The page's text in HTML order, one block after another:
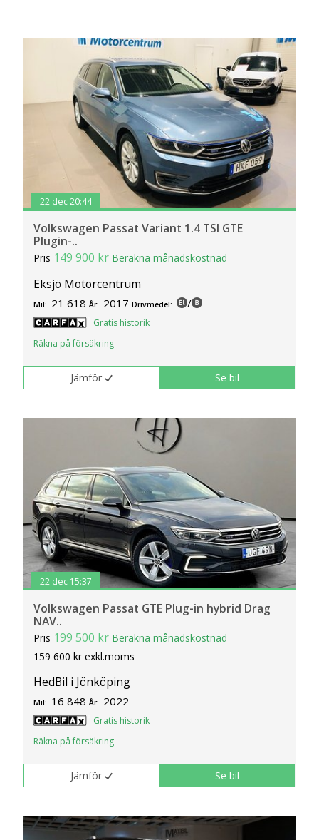
22 dec 20:44
Volkswagen Passat Variant 1.4 TSI GTE
Plugin-..
Pris 149 900 kr Beräkna månadskostnad
Eksjö Motorcentrum
Mil: 21 618 År: 2017 Drivmedel: /
Gratis historik
Räkna på försäkring
Jämför Se bil
22 dec 15:37
Volkswagen Passat GTE Plug-in hybrid Drag
NAV..
Pris 199 500 kr Beräkna månadskostnad
159 600 kr exkl.moms
HedBil i Jönköping
Mil: 16 848 År: 2022
Gratis historik
Räkna på försäkring
Jämför Se bil